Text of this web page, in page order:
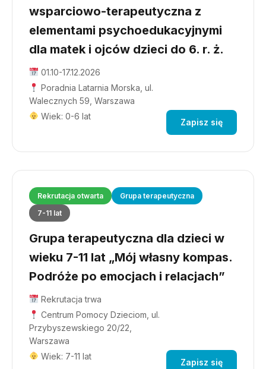
wsparciowo-terapeutyczna z
elementami psychoedukacyjnymi
dla matek i ojców dzieci do 6. r. ż.
01.10-17.12.2026
Poradnia Latarnia Morska, ul.
Walecznych 59, Warszawa
Wiek: 0-6 lat
Zapisz się
Rekrutacja otwarta
Grupa terapeutyczna
7-11 lat
Grupa terapeutyczna dla dzieci w
wieku 7-11 lat „Mój własny kompas.
Podróże po emocjach i relacjach”
Rekrutacja trwa
Centrum Pomocy Dzieciom, ul.
Przybyszewskiego 20/22,
Warszawa
Wiek: 7-11 lat
Zapisz się